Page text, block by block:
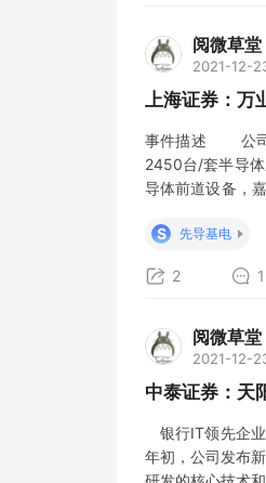
阅微草堂
2021-12-
上海证券：万
事件描述 公司
2450台/套半导
导体前道设备，
备开发生产及设
S 先导基电
2 1
阅微草堂
2021-12-
中泰证券：天
银行IT领先企业
年初，公司发布